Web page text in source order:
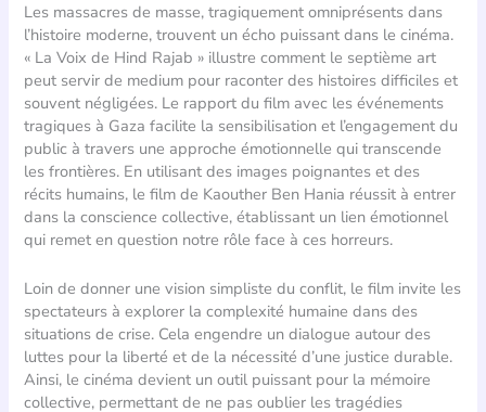
Les massacres de masse, tragiquement omniprésents dans
l’histoire moderne, trouvent un écho puissant dans le cinéma.
« La Voix de Hind Rajab » illustre comment le septième art
peut servir de medium pour raconter des histoires difficiles et
souvent négligées. Le rapport du film avec les événements
tragiques à Gaza facilite la sensibilisation et l’engagement du
public à travers une approche émotionnelle qui transcende
les frontières. En utilisant des images poignantes et des
récits humains, le film de Kaouther Ben Hania réussit à entrer
dans la conscience collective, établissant un lien émotionnel
qui remet en question notre rôle face à ces horreurs.
Loin de donner une vision simpliste du conflit, le film invite les
spectateurs à explorer la complexité humaine dans des
situations de crise. Cela engendre un dialogue autour des
luttes pour la liberté et de la nécessité d’une justice durable.
Ainsi, le cinéma devient un outil puissant pour la mémoire
collective, permettant de ne pas oublier les tragédies